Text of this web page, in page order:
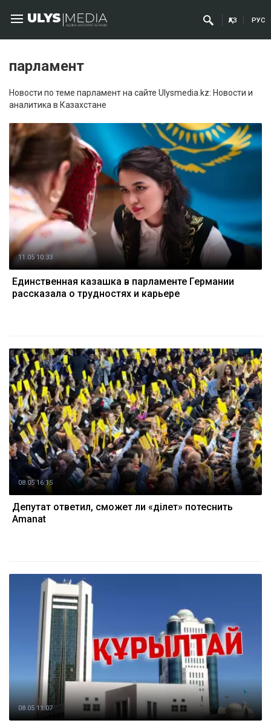
ҚАЗ РУС
парламент
Новости по теме парламент на сайте Ulysmedia.kz: Новости и
аналитика в Казахстане
11.05 10:33
Единственная казашка в парламенте Германии
рассказала о трудностях и карьере
08.05 16:15
Депутат ответил, сможет ли «Әділет» потеснить
Amanat
08.05 11:07